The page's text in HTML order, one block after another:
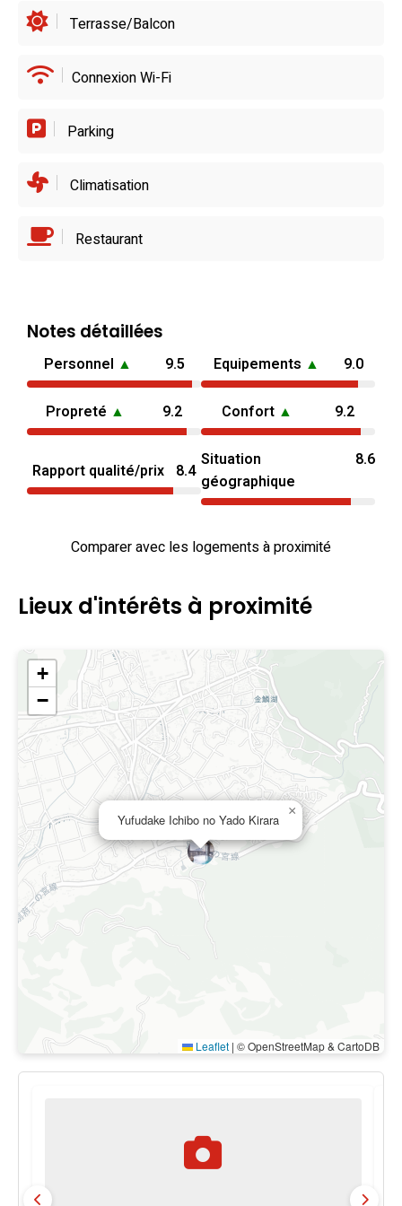
Terrasse/Balcon
Connexion Wi-Fi
Parking
Climatisation
Restaurant
Notes détaillées
Personnel ▲ 9.5 Equipements ▲ 9.0
Propreté ▲ 9.2 Confort ▲ 9.2
Rapport qualité/prix 8.4
Situation
géographique
8.6
Comparer avec les logements à proximité
Lieux d'intérêts à proximité
Yufudake Ichibo no Yado Kirara
×
+
−
Leaflet | © OpenStreetMap & CartoDB